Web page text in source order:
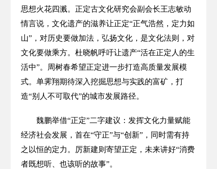
思想火花四溅。正定古文化研究会副会长王志敏动
情言说，文化遗产的滋养让正定“正气浩然，定力如
山”，对历史要做加法，弘扬文化，是文化法则，对
文化要做乘方。杜晓帆呼吁让遗产“活在正定人的生
活中”。周树春希望正定进一步打造高质量发展模
式。单霁翔期待深入挖掘思想与实践的富矿，打
造“别人不可取代”的城市发展路径。
魏鹏举借“正定”二字建议：发挥文化力量赋能
经济社会发展，首在“守正”与“创新”，同时需有持
之以恒的定力。厉新建则寄望正定，未来讲好“消费
者既想听、也该听的故事”。